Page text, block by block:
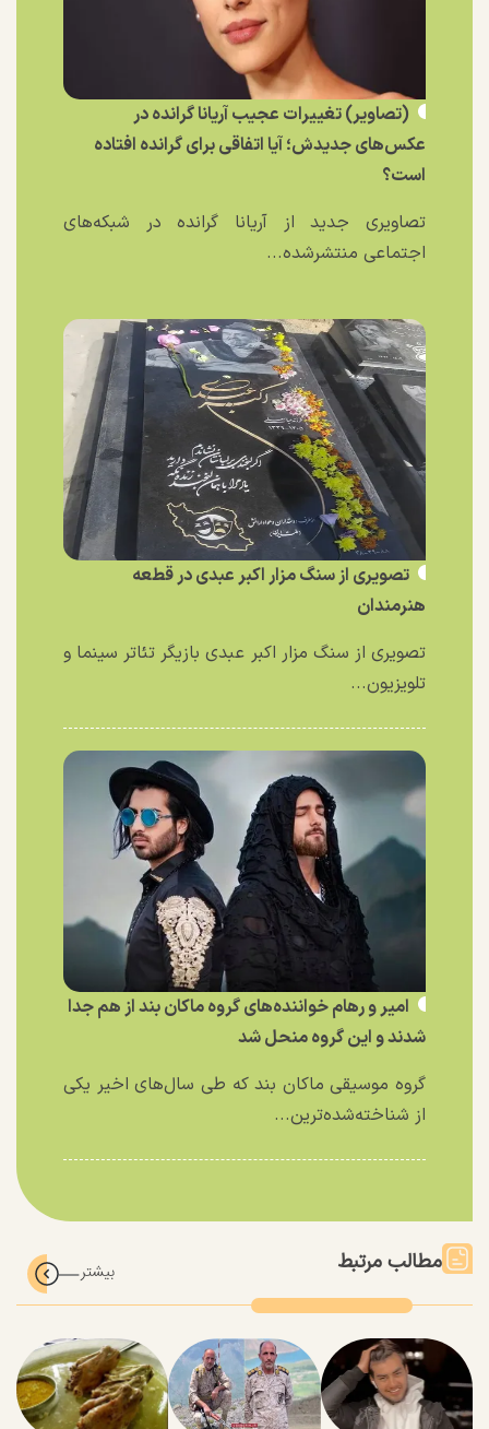
(تصاویر) تغییرات عجیب آریانا گرانده در
عکس‌های جدیدش؛ آیا اتفاقی برای گرانده افتاده
است؟
تصاویری جدید از آریانا گرانده در شبکه‌های
اجتماعی منتشرشده...
تصویری از سنگ مزار اکبر عبدی در قطعه
هنرمندان
تصویری از سنگ مزار اکبر عبدی بازیگر تئاتر سینما و
تلویزیون...
امیر و رهام خواننده‌های گروه ماکان بند از هم جدا
شدند و این گروه منحل شد
گروه موسیقی ماکان بند که طی سال‌های اخیر یکی
از شناخته‌شده‌ترین...
مطالب مرتبط